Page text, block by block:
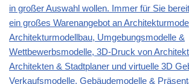
in großer Auswahl wollen. Immer für Sie
ein großes Warenangebot an
Architekturmodellbau, Umgebungsmodelle &
Wettbewerbsmodelle, 3D-Druck von
Architekten & Stadtplaner und virtuelle 3D
Verkaufsmodelle, Gebäudemodelle &